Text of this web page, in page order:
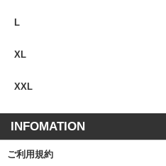
L
XL
XXL
INFOMATION
ご利用規約